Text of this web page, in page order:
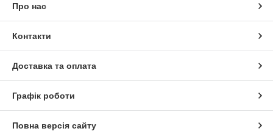
Про нас
Контакти
Доставка та оплата
Графік роботи
Повна версія сайту